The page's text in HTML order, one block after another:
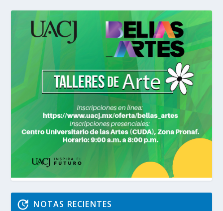
NOTAS RECIENTES